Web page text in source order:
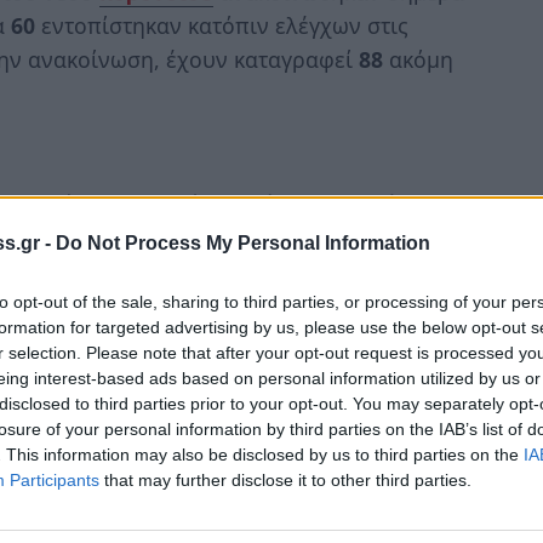
- Do Not Process My Personal Information
opt-out of the sale, sharing to third parties, or processing of your
for targeted advertising by us, please use the below opt-out
selection. Please note that after your opt-out request is processed
interest-based ads based on personal information utilized by us
to third parties prior to your opt-out. You may separately
of your personal information by third parties on the IAB’s list of
This information may also be disclosed by us to third parties on the
Participants that may further disclose it to other third parties.
60 εντοπίστηκαν κατόπιν ελέγχων στις
ανακοίνωση, έχουν καταγραφεί 88 ακόμη
επιβεβαιωμένα κρούσματα της νόσου
τις τελευταίες 24 ώρες είναι 20.107, εκ των
αριθμός των κρουσμάτων ανέρχεται σε
μεταβολή +1.2%), εκ των οποίων 49.8%
κρούσματα των τελευταίων 7
σχετιζόμενα με ταξίδι από το
2.332 είναι σχετιζόμενα με ήδη γνωστό κρούσμα.